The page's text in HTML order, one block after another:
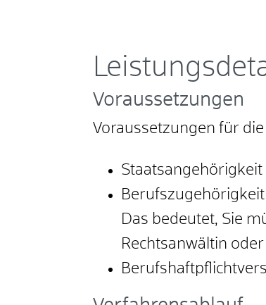
Voraussetzungen
Voraussetzungen für
Staatsangehörigkeit
Das bedeutet, Sie
Rechtsanwältin